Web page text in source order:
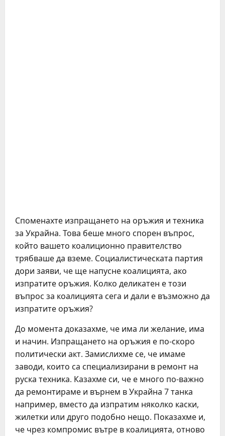
Споменахте изпращането на оръжия и техника
за Украйна. Това беше много спорен въпрос,
който вашето коалиционно правителство
трябваше да вземе. Социалистическата партия
дори заяви, че ще напусне коалицията, ако
изпратите оръжия. Колко деликатен е този
въпрос за коалицията сега и дали е възможно да
изпратите оръжия?
До момента доказахме, че има ли желание, има
и начин. Изпращането на оръжия е по-скоро
политически акт. Замислихме се, че имаме
заводи, които са специализирани в ремонт на
руска техника. Казахме си, че е много по-важно
да ремонтираме и върнем в Украйна 7 танка
например, вместо да изпратим няколко каски,
жилетки или друго подобно нещо. Показахме и,
че чрез компромис вътре в коалицията, отново